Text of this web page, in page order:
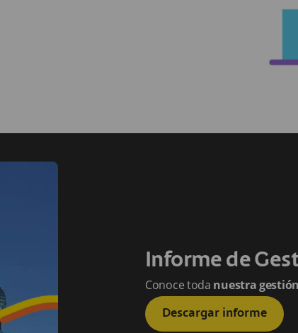
Informe de
Conoce toda nuestra gestión
Descargar informe